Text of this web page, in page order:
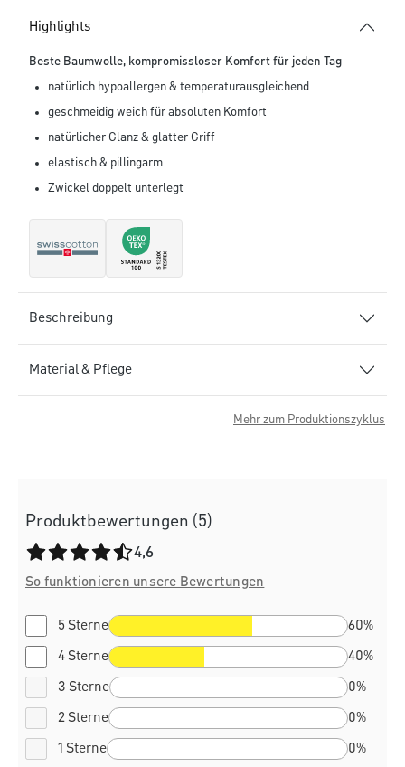
Highlights
Beste Baumwolle, kompromissloser Komfort für jeden Tag
natürlich hypoallergen & temperaturausgleichend
geschmeidig weich für absoluten Komfort
natürlicher Glanz & glatter Griff
elastisch & pillingarm
Zwickel doppelt unterlegt
Beschreibung
Material & Pflege
Mehr zum Produktionszyklus
Produktbewertungen (5)
Durchschnittliche Bewertung von 4.6 von 5 Sternen
4,6
So funktionieren unsere Bewertungen
5 Sterne 60%
4 Sterne 40%
3 Sterne 0%
2 Sterne 0%
1 Sterne 0%